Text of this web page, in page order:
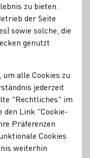
seit 1992 in
von
Generation, Vinothek
Sa von 9-13 Uhr
zu bieten.
der Seite
sowie solche, die
genutzt
alle Cookies zu
jederzeit
"Rechtliches" im
den Link "Cookie-
Präferenzen
Cookies
weiterhin